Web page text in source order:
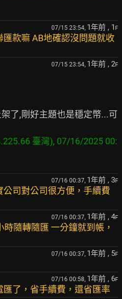
07/15 23:54, 1年前 , 1 F
款嘛 AB地確認沒問題就收
07/15 23:54, 1年前 , 2F
臺灣), 07/16/2025 00:
07/16 00:37, 1年前 , 3F
司對公司很方便，手續費
07/16 00:37, 1年前 , 4F
隨轉隨匯 一分鐘就到帳，
07/16 00:37, 1年前 , 5F
07/16 00:58, 1年前 , 6F
了，省手續費，還省匯率